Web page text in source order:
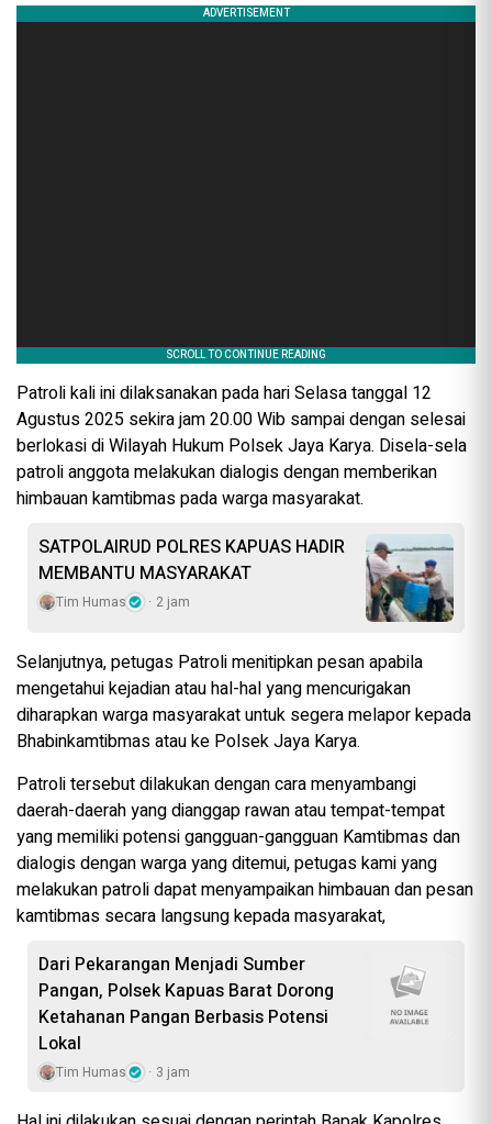
Patroli kali ini dilaksanakan pada hari Selasa tanggal 12
Agustus 2025 sekira jam 20.00 Wib sampai dengan selesai
berlokasi di Wilayah Hukum Polsek Jaya Karya. Disela-sela
patroli anggota melakukan dialogis dengan memberikan
himbauan kamtibmas pada warga masyarakat.
SATPOLAIRUD POLRES KAPUAS HADIR
MEMBANTU MASYARAKAT
Tim Humas 2 jam
Selanjutnya, petugas Patroli menitipkan pesan apabila
mengetahui kejadian atau hal-hal yang mencurigakan
diharapkan warga masyarakat untuk segera melapor kepada
Bhabinkamtibmas atau ke Polsek Jaya Karya.
Patroli tersebut dilakukan dengan cara menyambangi
daerah-daerah yang dianggap rawan atau tempat-tempat
yang memiliki potensi gangguan-gangguan Kamtibmas dan
dialogis dengan warga yang ditemui, petugas kami yang
melakukan patroli dapat menyampaikan himbauan dan pesan
kamtibmas secara langsung kepada masyarakat,
Dari Pekarangan Menjadi Sumber
Pangan, Polsek Kapuas Barat Dorong
Ketahanan Pangan Berbasis Potensi
Lokal
Tim Humas 3 jam